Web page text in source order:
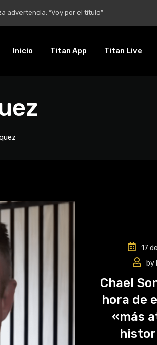
“Mi mentalidad es inquebrantable”
Inicio Titan App Titan Live
17
by
Chael
hora de
«más